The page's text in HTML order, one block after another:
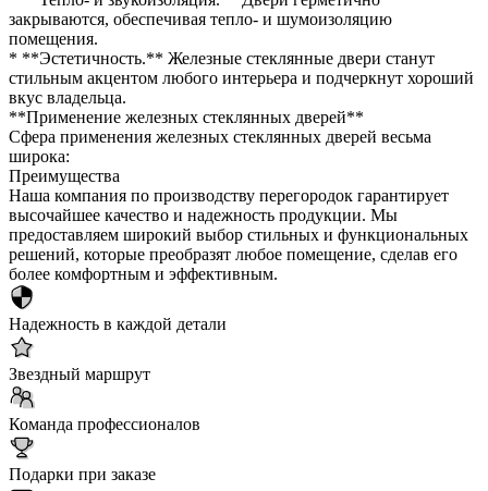
закрываются, обеспечивая тепло- и шумоизоляцию
помещения.
* **Эстетичность.** Железные стеклянные двери станут
стильным акцентом любого интерьера и подчеркнут хороший
вкус владельца.
**Применение железных стеклянных дверей**
Сфера применения железных стеклянных дверей весьма
широка:
Преимущества
Наша компания по производству перегородок гарантирует
высочайшее качество и надежность продукции. Мы
предоставляем широкий выбор стильных и функциональных
решений, которые преобразят любое помещение, сделав его
более комфортным и эффективным.
Надежность в каждой детали
Звездный маршрут
Команда профессионалов
Подарки при заказе